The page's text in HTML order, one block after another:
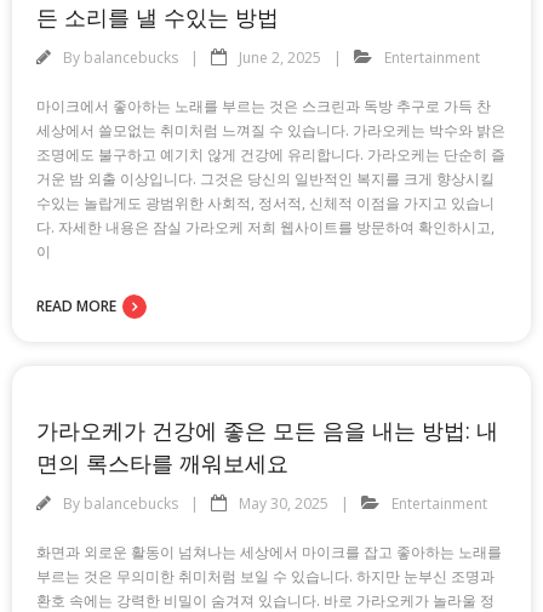
든 소리를 낼 수있는 방법
By balancebucks June 2, 2025 Entertainment
마이크에서 좋아하는 노래를 부르는 것은 스크린과 독방 추구로 가득 찬
세상에서 쓸모없는 취미처럼 느껴질 수 있습니다. 가라오케는 박수와 밝은
조명에도 불구하고 예기치 않게 건강에 유리합니다. 가라오케는 단순히 즐
거운 밤 외출 이상입니다. 그것은 당신의 일반적인 복지를 크게 향상시킬
수있는 놀랍게도 광범위한 사회적, 정서적, 신체적 이점을 가지고 있습니
다. 자세한 내용은 잠실 가라오케 저희 웹사이트를 방문하여 확인하시고,
이
READ MORE
가라오케가 건강에 좋은 모든 음을 내는 방법: 내
면의 록스타를 깨워보세요
By balancebucks May 30, 2025 Entertainment
화면과 외로운 활동이 넘쳐나는 세상에서 마이크를 잡고 좋아하는 노래를
부르는 것은 무의미한 취미처럼 보일 수 있습니다. 하지만 눈부신 조명과
환호 속에는 강력한 비밀이 숨겨져 있습니다. 바로 가라오케가 놀라울 정